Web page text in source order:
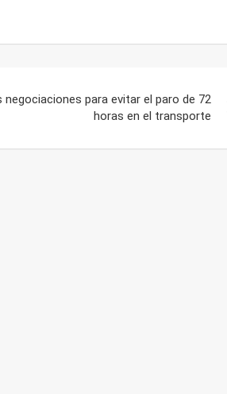
negociaciones para evitar el paro de 72
horas en el transporte